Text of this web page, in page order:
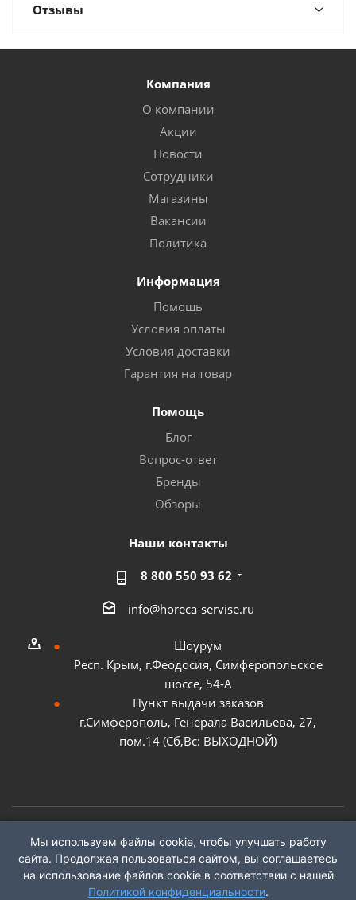
Отзывы
Компания
О компании
Акции
Новости
Сотрудники
Магазины
Вакансии
Политика
Информация
Помощь
Условия оплаты
Условия доставки
Гарантия на товар
Помощь
Блог
Вопрос-ответ
Бренды
Обзоры
Наши контакты
8 800 550 93 62
info@horeca-servise.ru
Шоурум
Респ. Крым, г.Феодосия, Симферопольское
шоссе, 54-А
Пункт выдачи заказов
г.Симферополь, Генерала Васильева, 27,
пом.14 (Сб,Вс: ВЫХОДНОЙ)
2026 ©ГК "ХоРеКа Сервис"
Мы используем файлы cookie, чтобы улучшать работу
сайта. Продолжая пользоваться сайтом, вы соглашаетесь
на использование файлов cookie в соответствии с нашей
Политикой конфиденциальности.